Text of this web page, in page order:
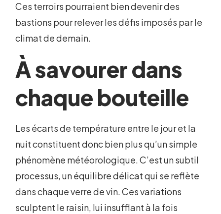
Ces terroirs pourraient bien devenir des
bastions pour relever les défis imposés par le
climat de demain.
À savourer dans
chaque bouteille
Les écarts de température entre le jour et la
nuit constituent donc bien plus qu’un simple
phénomène météorologique. C’est un subtil
processus, un équilibre délicat qui se reflète
dans chaque verre de vin. Ces variations
sculptent le raisin, lui insufflant à la fois